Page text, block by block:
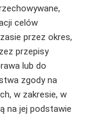
celów
przez okres,
przepisy
lub do
zgody na
w zakresie, w
na jej podstawie